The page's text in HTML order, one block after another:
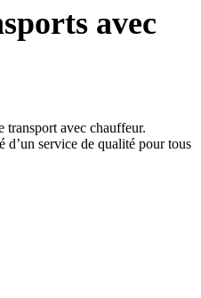
avec
transport avec chauffeur.
service de qualité pour tous